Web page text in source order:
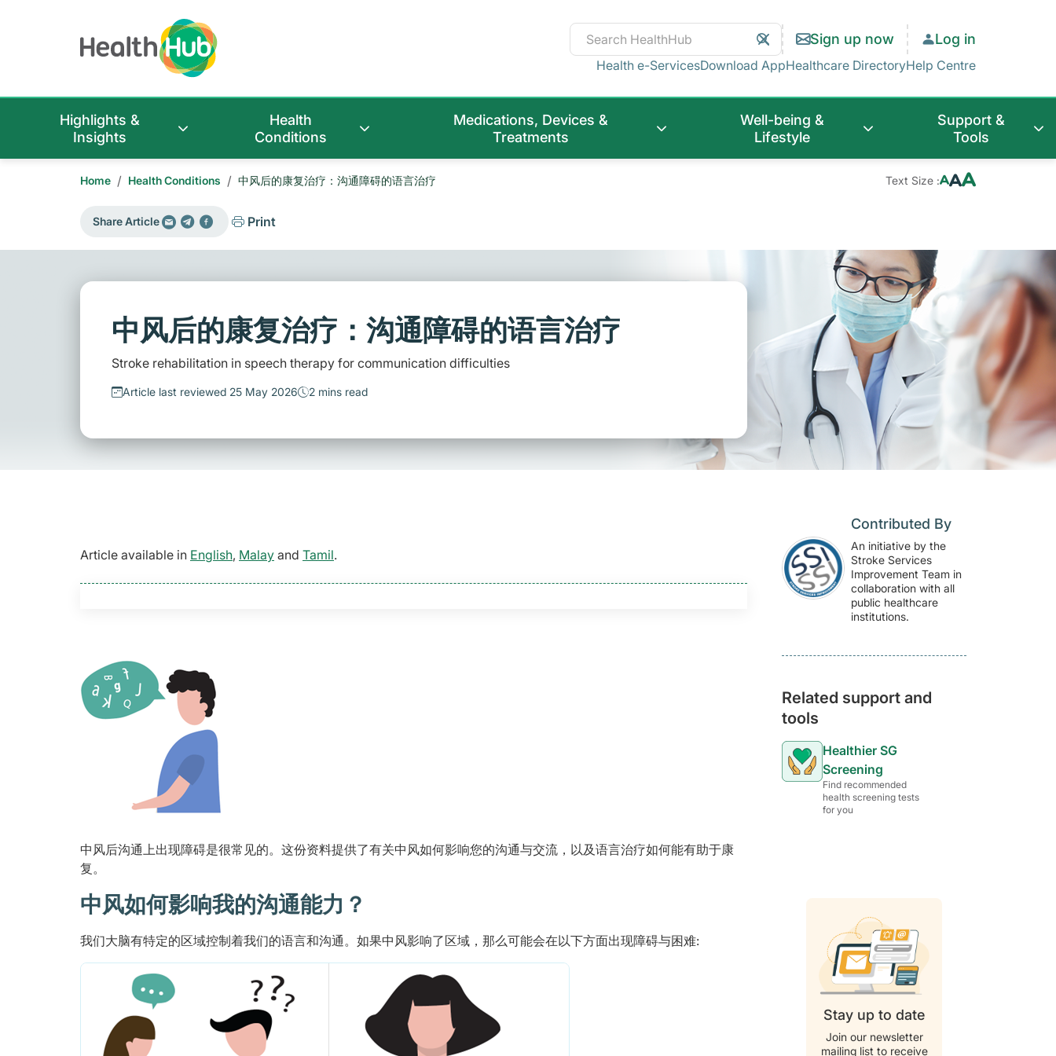
Clear
Search
Search Sign up now Log in
Health e-ServicesDownload AppHealthcare DirectoryHelp Centre
Highlights &
Insights
Health
Conditions
Medications, Devices &
Treatments
Well-being &
Lifestyle
Support &
Tools
Home / Health Conditions / 中风后的康复治疗：沟通障碍的语言治疗 Text Size :
Share Article Print
中风后的康复治疗：沟通障碍的语言治疗
Stroke rehabilitation in speech therapy for communication difficulties
Article last reviewed 25 May 2026 2 mins read
Article available in English, Malay and Tamil.
中风后沟通上出现障碍是很常见的。这份资料提供了有关中风如何影响您的沟通与交流，以及语言治疗如何能有助于康
复。
中风如何影响我的沟通能力？
我们大脑有特定的区域控制着我们的语言和沟通。如果中风影响了区域，那么可能会在以下方面出现障碍与困难:
Contributed By
An initiative by the
Stroke Services
Improvement Team in
collaboration with all
public healthcare
institutions.
Related support and
tools
Healthier SG
Screening
Find recommended
health screening tests
for you
Stay up to date
Join our newsletter
mailing list to receive